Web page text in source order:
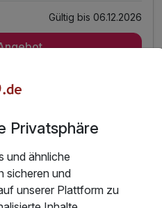
Buffet
im Zimmer
& Saunatücher
Gültig bis 06.12.2026
Privatsphäre
und ähnliche
sicheren und
unserer Plattform zu